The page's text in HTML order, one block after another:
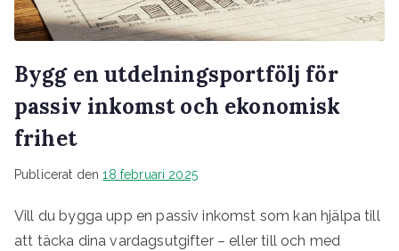
Bygg en utdelningsportfölj för
passiv inkomst och ekonomisk
frihet
Publicerat den18 februari 2025
Vill du bygga upp en passiv inkomst som kan hjälpa till
att täcka dina vardagsutgifter – eller till och med